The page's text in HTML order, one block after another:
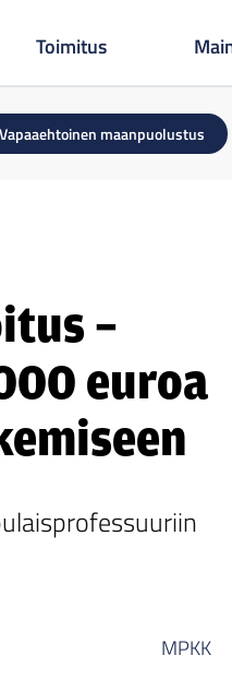
Toimitus
Vapaaehtoinen maanpuolustus
–
euroa
MPKK